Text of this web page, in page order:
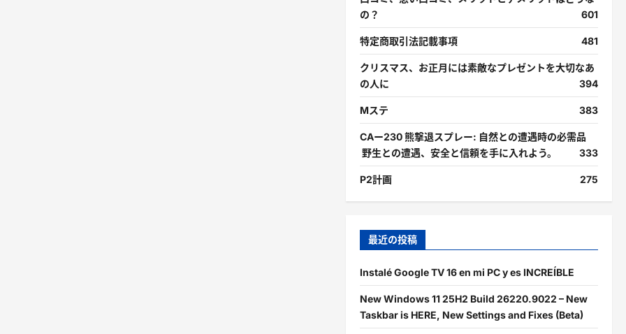
の？
601
特定商取引法記載事項 481
クリスマス、お正月には素敵なプレゼントを大切なあ
の人に
394
Mステ 383
CAー230 熊撃退スプレー: 自然との遭遇時の必需品
野生との遭遇、安全と信頼を手に入れよう。
333
P2計画 275
最近の投稿
Instalé Google TV 16 en mi PC y es INCREÍBLE
New Windows 11 25H2 Build 26220.9022 – New
Taskbar is HERE, New Settings and Fixes (Beta)